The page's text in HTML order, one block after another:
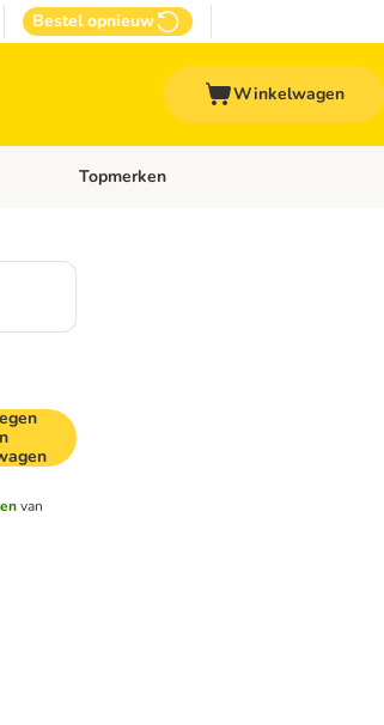
Bestel opnieuw
Winkelwagen
Open categoriemenu: Top Deals
Topmerken
van